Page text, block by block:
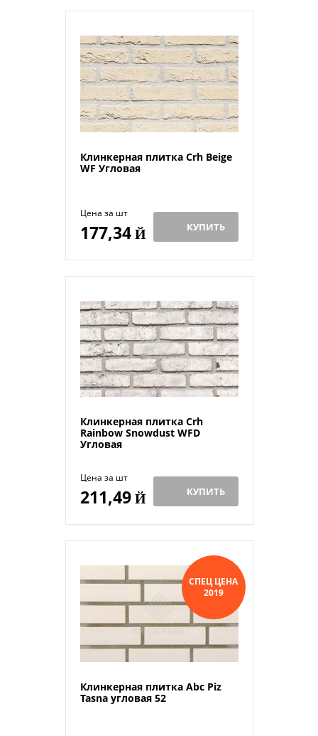
Клинкерная плитка Crh Beige
WF Угловая
Цена за шт
177,34Й КУПИТЬ
Клинкерная плитка Crh
Rainbow Snowdust WFD
Угловая
Цена за шт
211,49Й КУПИТЬ
СПЕЦ ЦЕНА
2019
Клинкерная плитка Abc Piz
Tasna угловая 52